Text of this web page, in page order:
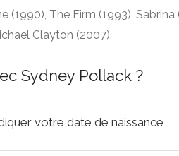
(1990), The Firm (1993),
Clayton (2007).
Sydney Pollack ?
votre date de naissance